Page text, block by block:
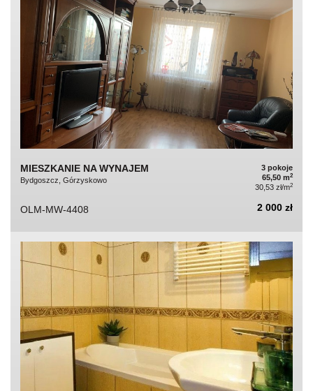
MIESZKANIE NA WYNAJEM
Bydgoszcz, Górzyskowo
3 pokoje
65,50 m2
30,53 zł/m2
OLM-MW-4408 2 000 zł